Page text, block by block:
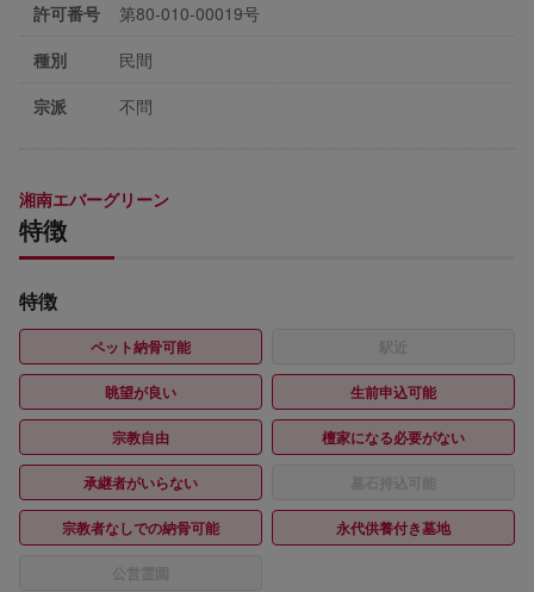
許可番号
第80-010-00019号
種別
民間
宗派
不問
湘南エバーグリーン
特徴
特徴
ペット納骨可能
眺望が良い 生前申込可能
宗教自由 檀家になる必要がない
承継者がいらない
宗教者なしでの納骨可能 永代供養付き墓地